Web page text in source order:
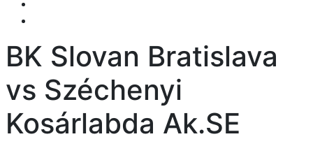
BK Slovan Bratislava
vs Széchenyi
Kosárlabda Ak.SE